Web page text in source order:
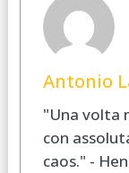
Antonio
"Una volta
con
caos." -